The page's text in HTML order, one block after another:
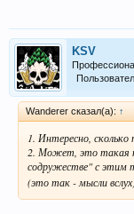
KSV
Wanderer сказал(а): ↑
1. Интересно,
2. Может, это такая
содружестве" с этим
(это так - мысли